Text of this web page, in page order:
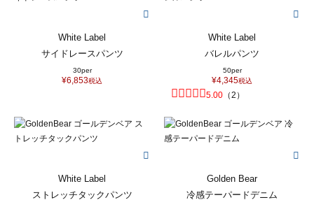
White Label
サイドレースパンツ
30per
¥6,853税込
White Label
バレルパンツ
50per
¥4,345税込
5.00 （2 ）
White Label
ストレッチタックパンツ
Golden Bear
冷感テーパードデニム